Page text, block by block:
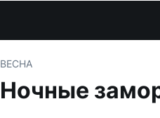
ВЕСНА
Ночные